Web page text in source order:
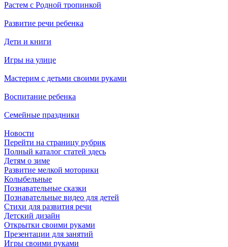
Растем с Родной тропинкой
Развитие речи ребенка
Дети и книги
Игры на улице
Мастерим с детьми своими руками
Воспитание ребенка
Семейные праздники
Новости
Перейти на страницу рубрик
Полный каталог статей здесь
Детям о зиме
Развитие мелкой моторики
Колыбельные
Познавательные сказки
Познавательные видео для детей
Стихи для развития речи
Детский дизайн
Открытки своими руками
Презентации для занятий
Игры своими руками